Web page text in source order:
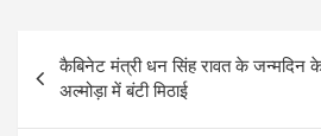
Post
navigation
कैबिनेट मंत्री धन सिंह रावत के जन्मदिन
अल्मोड़ा में बंटी मिठाई